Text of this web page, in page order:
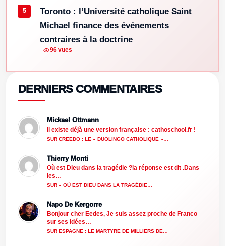
Toronto : l’Université catholique Saint
Michael finance des événements
contraires à la doctrine
96 vues
DERNIERS COMMENTAIRES
Mickael Ottmann
Il existe déjà une version française : cathoschool.fr !
SUR CREEDO : LE « DUOLINGO CATHOLIQUE »…
Thierry Monti
Où est Dieu dans la tragédie ?la réponse est dit .Dans
les…
SUR « OÙ EST DIEU DANS LA TRAGÉDIE…
Napo De Kergorre
Bonjour cher Eedes, Je suis assez proche de Franco
sur ses idées…
SUR ESPAGNE : LE MARTYRE DE MILLIERS DE…